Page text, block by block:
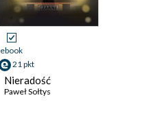
ebook
21 pkt
Nieradość
Paweł Sołtys